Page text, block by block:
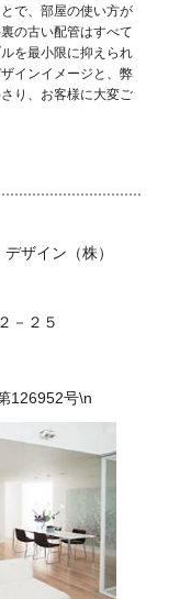
で、部屋の使い方が
の古い配管はすべて
を最小限に抑えられ
インイメージと、弊
り、お客様に大変ご
ザイン（株）
－２５
126952号\n